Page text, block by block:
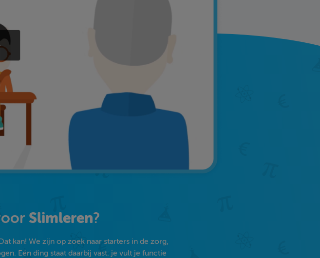
Slimleren?
kan! We zijn op zoek naar starters in de zorg,
Eén ding staat daarbij vast: je vult je functie